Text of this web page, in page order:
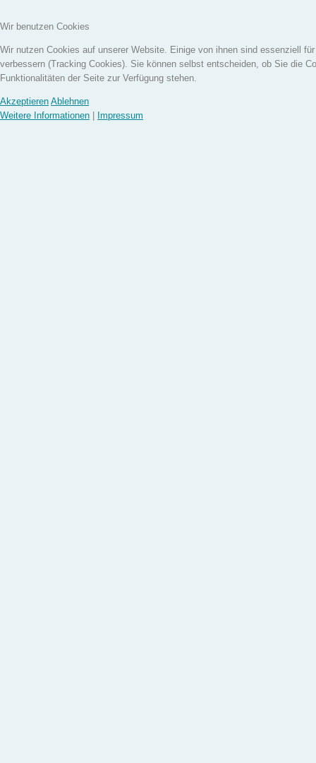
Wir benutzen Cookies
Wir nutzen Cookies auf unserer Website. Einige von ihnen sind essenziell
verbessern (Tracking Cookies). Sie können selbst entscheiden, ob Sie die
Funktionalitäten der Seite zur Verfügung stehen.
Akzeptieren Ablehnen
Weitere Informationen
Impressum